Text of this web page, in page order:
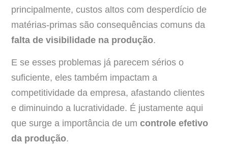
principalmente, custos altos com desperdício de
matérias-primas são consequências comuns da
falta de visibilidade na produção.
E se esses problemas já parecem sérios o
suficiente, eles também impactam a
competitividade da empresa, afastando clientes
e diminuindo a lucratividade. É justamente aqui
que surge a importância de um controle efetivo
da produção.